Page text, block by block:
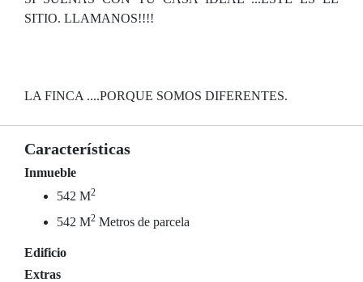
SITIO. LLAMANOS!!!!
LA FINCA ....PORQUE SOMOS DIFERENTES.
Características
Inmueble
542 M2
542 M2 Metros de parcela
Edificio
Extras